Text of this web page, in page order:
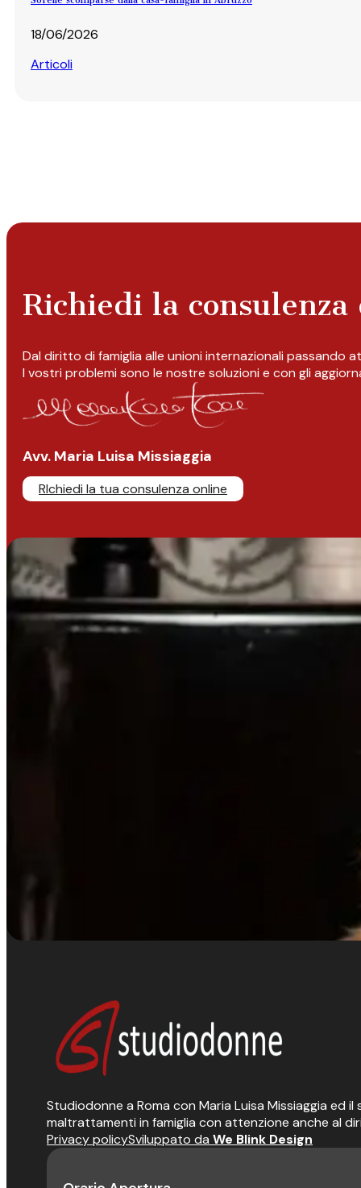
18/06/2026
Articoli
Richiedi la
Dal diritto di famiglia alle unioni internazionali passando
I vostri problemi sono le nostre soluzioni e con gli
Avv. Maria Luisa Missiaggia
RIchiedi la tua consulenza online
Studiodonne a Roma con Maria Luisa Missiaggia ed
maltrattamenti in famiglia con attenzione anche al
Privacy policySviluppato da We Blink Design